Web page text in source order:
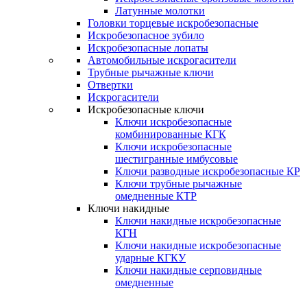
Латунные молотки
Головки торцевые искробезопасные
Искробезопасное зубило
Искробезопасные лопаты
Автомобильные искрогасители
Трубные рычажные ключи
Отвертки
Искрогасители
Искробезопасные ключи
Ключи искробезопасные
комбинированные КГК
Ключи искробезопасные
шестигранные имбусовые
Ключи разводные искробезопасные КР
Ключи трубные рычажные
омедненные КТР
Ключи накидные
Ключи накидные искробезопасные
КГН
Ключи накидные искробезопасные
ударные КГКУ
Ключи накидные серповидные
омедненные